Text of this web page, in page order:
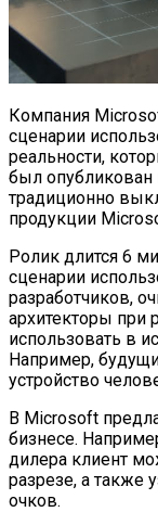
Компания
сценарии
реальности,
был опубликован
традиционно
продукции
Ролик длится 6
сценарии
разработчиков,
архитекторы при
использовать в
Например,
устройство
В Microsoft
бизнесе.
дилера клиент
разрезе, а также
очков.